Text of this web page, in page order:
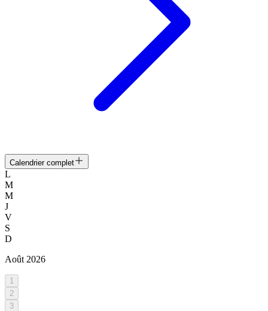
Calendrier complet
L
M
M
J
V
S
D
Août 2026
1
2
3